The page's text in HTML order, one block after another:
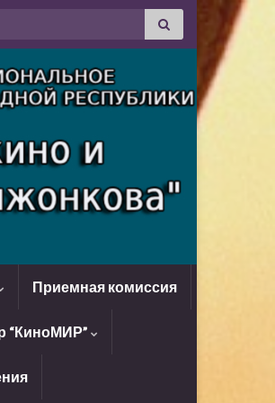
Приемная комиссия
“КиноМИР”